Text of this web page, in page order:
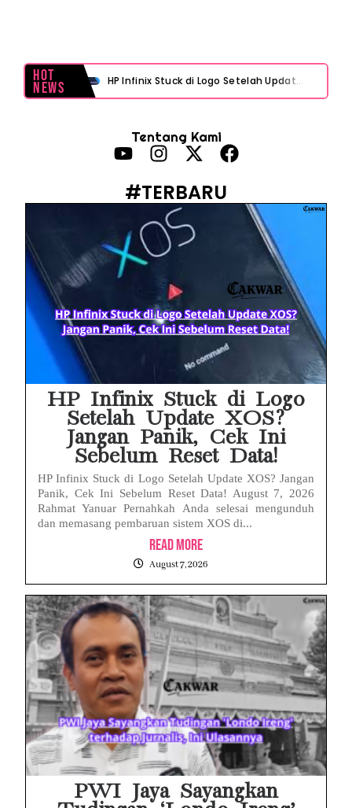
Hot
News HP Infinix Stuck di Logo Setelah Update XOS? Jangan Panik, Cek Ini Sebelum Reset Data!
HP Huawei Cepat Panas? Ini Penyebab Utama dan Cara Mengatasinya
Tentang Kami
#TERBARU
HP Infinix Stuck di Logo
Setelah Update XOS?
Jangan Panik, Cek Ini
Sebelum Reset Data!
HP Infinix Stuck di Logo Setelah Update XOS? Jangan
Panik, Cek Ini Sebelum Reset Data! August 7, 2026
Rahmat Yanuar Pernahkah Anda selesai mengunduh
dan memasang pembaruan sistem XOS di...
Read More
August 7, 2026
PWI Jaya Sayangkan